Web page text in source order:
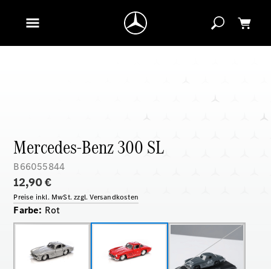
Mercedes-Benz 300 SL
B66055844
12,90 €
Preise inkl. MwSt. zzgl. Versandkosten
Farbe: Rot